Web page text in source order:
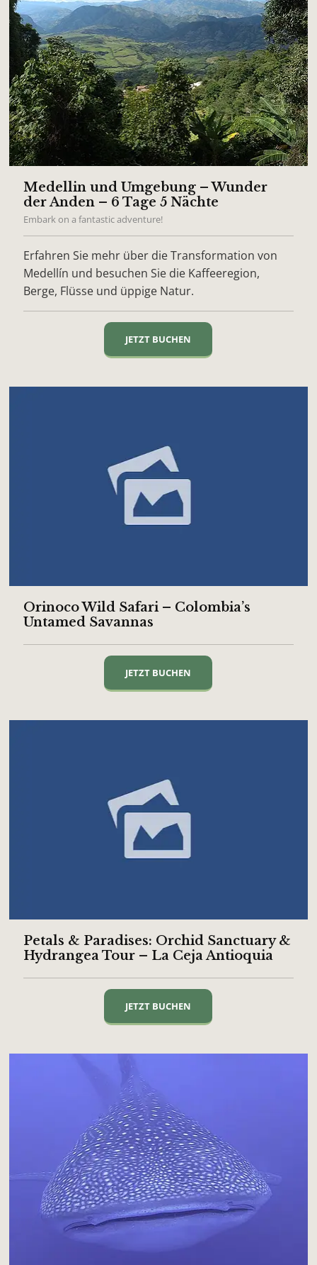
Medellin und Umgebung – Wunder
der Anden – 6 Tage 5 Nächte
Embark on a fantastic adventure!
Erfahren Sie mehr über die Transformation von
Medellín und besuchen Sie die Kaffeeregion,
Berge, Flüsse und üppige Natur.
JETZT BUCHEN
Orinoco Wild Safari – Colombia’s
Untamed Savannas
JETZT BUCHEN
Petals & Paradises: Orchid Sanctuary &
Hydrangea Tour – La Ceja Antioquia
JETZT BUCHEN